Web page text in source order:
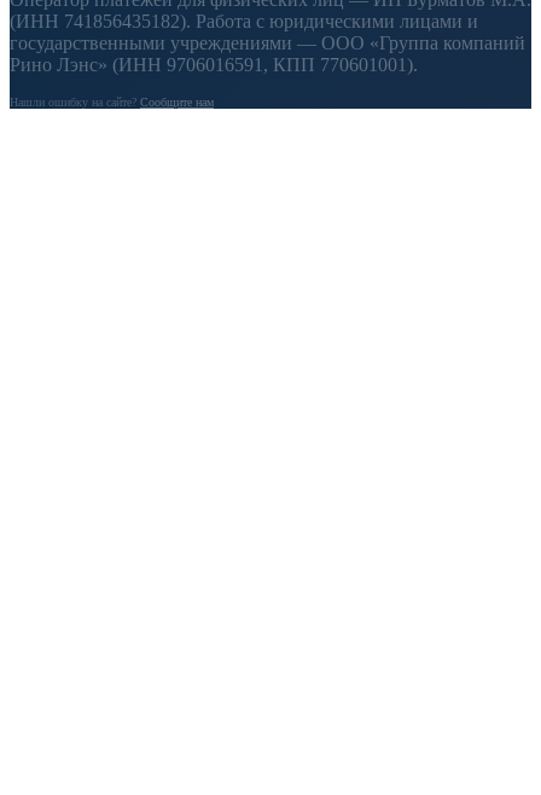
(ИНН 741856435182). Работа с юридическими лицами и
государственными учреждениями — ООО «Группа компаний
Рино Лэнс» (ИНН 9706016591, КПП 770601001).
Нашли ошибку на сайте? Сообщите нам